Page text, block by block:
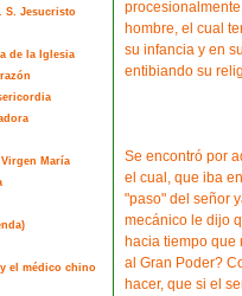
S. Jesucristo
de la Iglesia
María
el médico chino
hombre, el cual
su infancia y en
entibiando su
Se encontró por
el cual, que iba
"paso" del señor
mecánico le dijo
hacia tiempo que
al Gran Poder?
hacer, que si el